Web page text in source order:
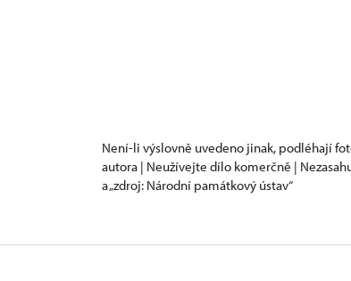
Není-li výslovně uvedeno jinak, podléhají
autora | Neužívejte dílo komerčně |
a „zdroj: Národní památkový ústav“